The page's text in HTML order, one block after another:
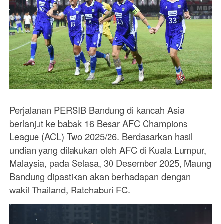
Perjalanan PERSIB Bandung di kancah Asia
berlanjut ke babak 16 Besar AFC Champions
League (ACL) Two 2025/26. Berdasarkan hasil
undian yang dilakukan oleh AFC di Kuala Lumpur,
Malaysia, pada Selasa, 30 Desember 2025, Maung
Bandung dipastikan akan berhadapan dengan
wakil Thailand, Ratchaburi FC.